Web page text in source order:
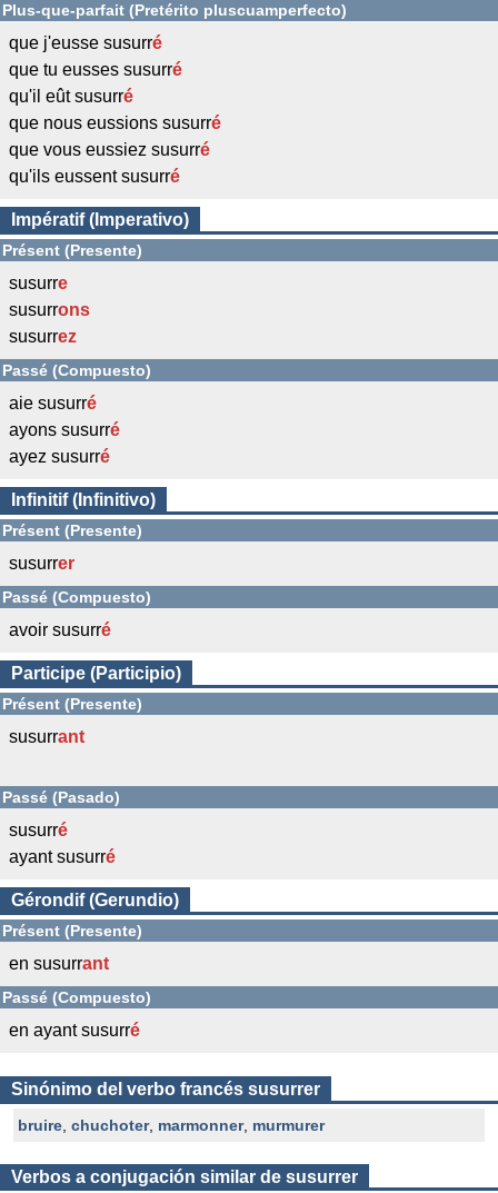
Plus-que-parfait (Pretérito pluscuamperfecto)
que j'eusse susurré
que tu eusses susurré
qu'il eût susurré
que nous eussions susurré
que vous eussiez susurré
qu'ils eussent susurré
Impératif (Imperativo)
Présent (Presente)
susurre
susurrons
susurrez
Passé (Compuesto)
aie susurré
ayons susurré
ayez susurré
Infinitif (Infinitivo)
Présent (Presente)
susurrer
Passé (Compuesto)
avoir susurré
Participe (Participio)
Présent (Presente)
susurrant
Passé (Pasado)
susurré
ayant susurré
Gérondif (Gerundio)
Présent (Presente)
en susurrant
Passé (Compuesto)
en ayant susurré
Sinónimo del verbo francés susurrer
bruire chuchoter, marmonner, murmurer
Verbos a conjugación similar de susurrer